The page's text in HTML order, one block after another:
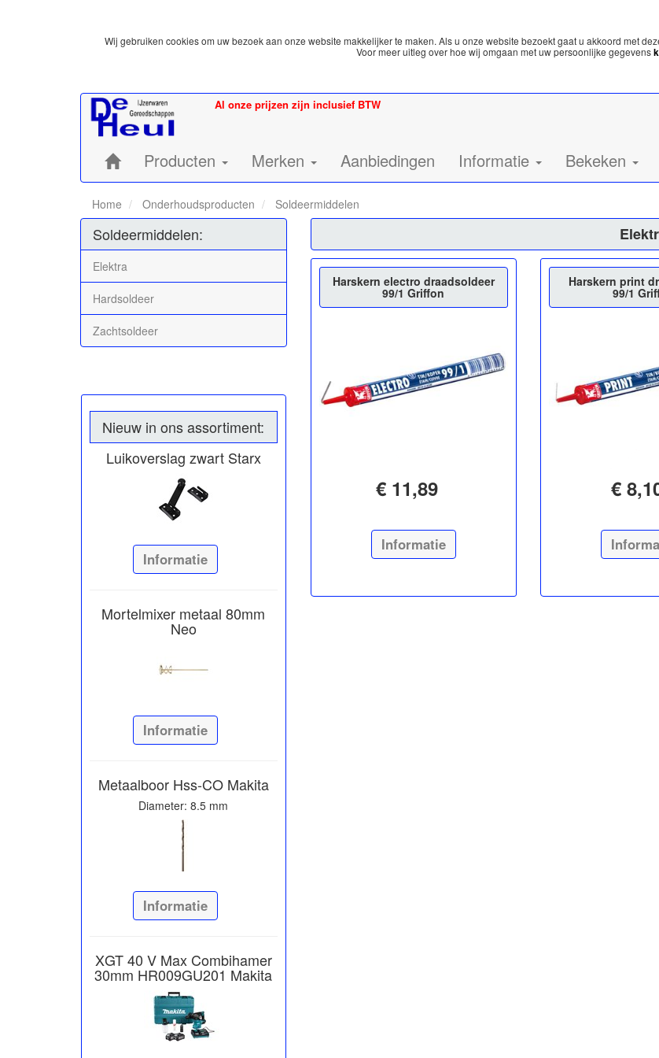
Wij gebruiken cookies om uw bezoek aan onze website makkelijker te maken. Als u onze website bezoekt gaat u akkoord met
Voor meer uitleg over hoe wij omgaan met uw persoonlijke gegevens
Al onze prijzen zijn inclusief BTW
Home:Producten Merken Aanbiedingen Informatie Bekeken
Home Onderhoudsproducten Soldeermiddelen
Soldeermiddelen:
Elektra
Hardsoldeer
Zachtsoldeer
Nieuw in ons assortiment:
Luikoverslag zwart Starx
Informatie
Mortelmixer metaal 80mm
Neo
Informatie
Metaalboor Hss-CO Makita
Diameter: 8.5 mm
Informatie
XGT 40 V Max Combihamer
30mm HR009GU201 Makita
Harskern electro draadsoldeer
99/1 Griffon
€ 11,89
Informatie
Harskern print
99/1
€